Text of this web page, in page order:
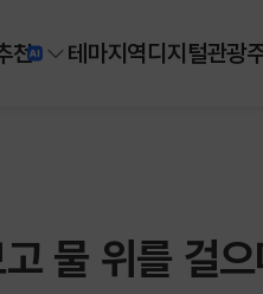
천 테마지역디지털관광
물 위를 걸